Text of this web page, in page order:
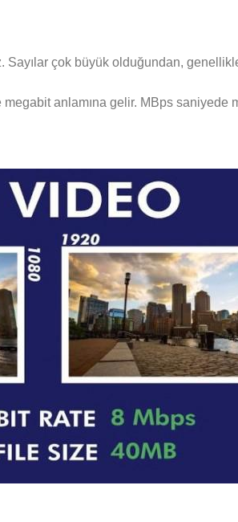
Sayılar çok büyük olduğundan,
megabit anlamına gelir. MBps